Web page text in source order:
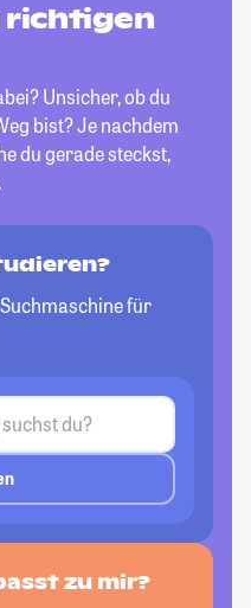
richtigen
Unsicher, ob du
bist? Je nachdem
du gerade steckst,
für
zu mir?